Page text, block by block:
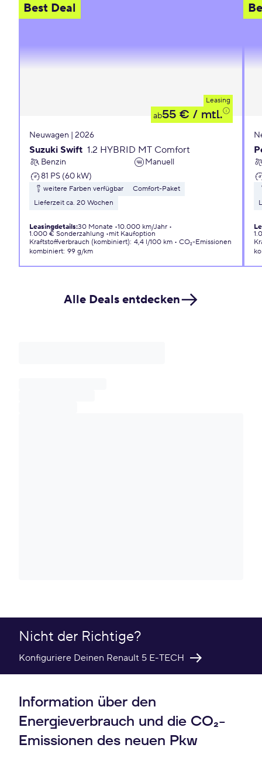
Best Deal
Leasing
ab55 € / mtl.
Neuwagen | 2026
Suzuki Swift 1.2 HYBRID MT Comfort
Benzin
Manuell
81 PS (60 kW)
weitere Farben verfügbar
Comfort-Paket
Lieferzeit ca. 20 Wochen
Leasingdetails:30 Monate 10.000 km/Jahr
1.000 € Sonderzahlung
mit Kaufoption
Kraftstoffverbrauch (kombiniert): 4,4 l/100 km
CO₂-Emissionen
kombiniert: 99 g/km
Alle Deals entdecken
Nicht der Richtige?
Konfiguriere Deinen Renault 5 E-TECH
Information über den
Energieverbrauch und die CO₂-
Emissionen des neuen Pkw